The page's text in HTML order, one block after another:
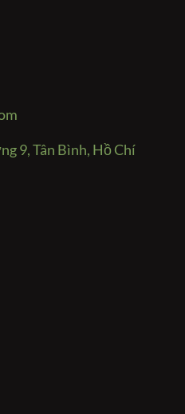
9, Tân Bình, Hồ Chí